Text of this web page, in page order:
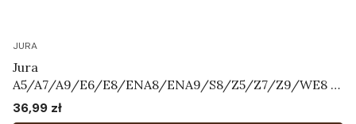
JURA
Jura
A5/A7/A9/E6/E8/ENA8/ENA9/S8/Z5/Z7/Z9/WE8 -
napowietrzacz "grzybek"
Cena
36,99 zł